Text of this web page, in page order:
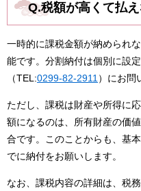
Q.税額が高くて払
一時的に課税金額が納められ
能です。分割納付は個別に設
（TEL:0299-82-2911 ）にお問
ただし、課税は財産や所得に
額になるのは、所有財産の価
合です。このことからも、基
でに納付をお願いします。
なお、課税内容の詳細は、税